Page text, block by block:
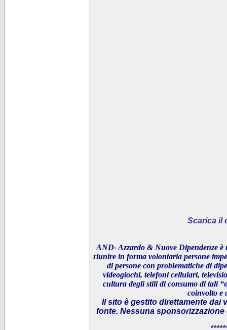
Scarica il
AND- Azzardo & Nuove Dipendenze è
riunire in forma volontaria persone
di persone con problematiche di
videogiochi, telefoni cellulari,
cultura degli stili di consumo di tali
coinvolto e
Il sito è gestito direttamente dai
fonte. Nessuna